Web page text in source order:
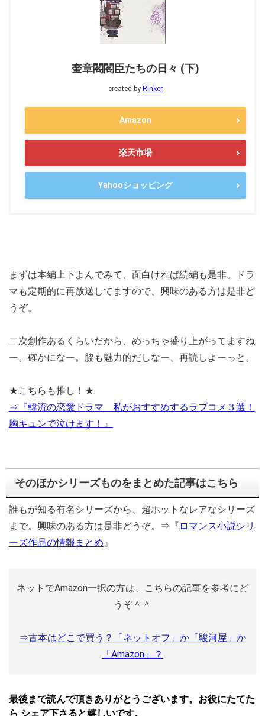
奎章閣閣臣たちの日々 (下)
created by Rinker
Amazon
楽天市場
Yahooショッピング
まずは本編上下よんでみて、面白ければ続編も是非。ドラ
マも定期的に再放送してますので、興味のある方は是非ど
うぞ。
二次創作あるくらいだから、めっちゃ盛り上がってますね
ー。確かになー。脇も魅力的だしなー、再読しよーっと。
★こちらも推し！★
⇒『韓流の恋愛ドラマ 私がおすすめするラブコメ３選！
胸キュンで泣けます！』
そのほかシリーズものをまとめた記事はこちら
誰もが知る有名シリーズから、超ホットなレアなシリーズ
まで。興味のある方は是非どうぞ。⇒『 ロマンス小説シリ
ーズ作品の情報まとめ』
ネットでAmazon一択の方は、こちらの記事を参考にど
うぞ＾＾
⇒古本はどこで買う？「ネットオフ」か「駿河屋」か
「Amazon」？
最後まで読んで頂きありがとうございます。お役にたてた
ら シェア下さると嬉しいです。